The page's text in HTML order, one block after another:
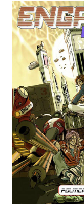
Spazio
Spazio
Casa
PUBBLICAZIONI
Fumetti
Gli Albi di Occidente
DownLoad
Bonsai
I Classici del